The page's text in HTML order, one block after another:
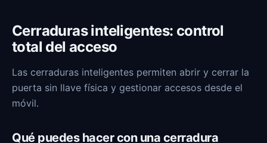
Cerraduras inteligentes: control
total del acceso
Las cerraduras inteligentes permiten abrir y cerrar la
puerta sin llave física y gestionar accesos desde el
móvil.
Qué puedes hacer con una cerradura